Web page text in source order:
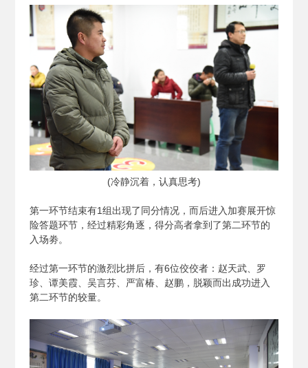
(冷静沉着，认真思考)
第一环节结束有1组出现了同分情况，而后进入加赛展开惊
险答题环节，经过精彩角逐，得分高者拿到了第二环节的
入场劵。
经过第一环节的激烈比拼后，有6位佼佼者：赵天武、罗
珍、谭美霞、吴言芬、严富椿、赵鹏，脱颖而出成功进入
第二环节的较量。